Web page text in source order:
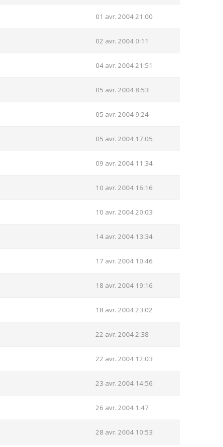
01 avr. 2004 21:00
02 avr. 2004 0:11
04 avr. 2004 21:51
05 avr. 2004 8:53
05 avr. 2004 9:24
05 avr. 2004 17:05
09 avr. 2004 11:34
10 avr. 2004 16:16
10 avr. 2004 20:03
14 avr. 2004 13:34
17 avr. 2004 10:46
18 avr. 2004 19:16
18 avr. 2004 23:02
22 avr. 2004 2:38
22 avr. 2004 12:03
23 avr. 2004 14:56
26 avr. 2004 1:47
28 avr. 2004 10:53